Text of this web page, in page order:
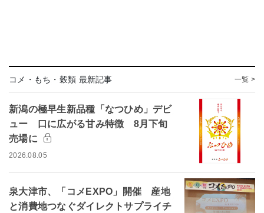
コメ・もち・穀類 最新記事 一覧 >
新潟の極早生新品種「なつひめ」デビ
ュー 口に広がる甘み特徴 8月下旬
売場に
2026.08.05
泉大津市、「コメEXPO」開催 産地
と消費地つなぐダイレクトサプライチ